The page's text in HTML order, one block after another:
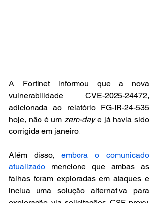
A Fortinet informou que a nova
vulnerabilidade CVE-2025-24472,
adicionada ao relatório FG-IR-24-535
hoje, não é um zero-day e já havia sido
corrigida em janeiro.
Além disso, embora o comunicado
atualizado mencione que ambas as
falhas foram exploradas em ataques e
inclua uma solução alternativa para